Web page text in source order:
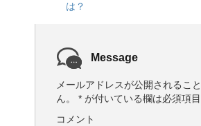
は？
Message
メールアドレスが公開されるこ
ん。
* が付いている欄は必須項
コメント